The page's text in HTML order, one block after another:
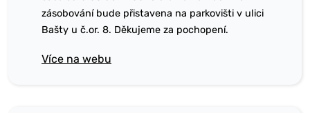
zásobování bude přistavena na parkovišti v ulici
Bašty u č.or. 8. Děkujeme za pochopení.
Více na webu